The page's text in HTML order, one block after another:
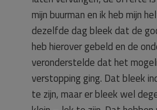
mijn buurman en ik heb mijn
dezelfde dag bleek dat de
heb hierover gebeld en de
veronderstelde dat het
verstopping ging. Dat bleek
te zijn, maar er bleek wel